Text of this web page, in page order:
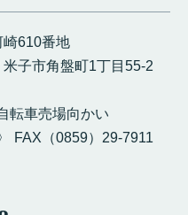
崎610番地
米子市角盤町1丁目55-2
転車売場向かい
FAX（0859）29-7911